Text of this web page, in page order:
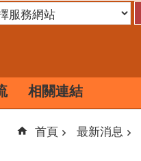
相關連結
首頁 最新消息